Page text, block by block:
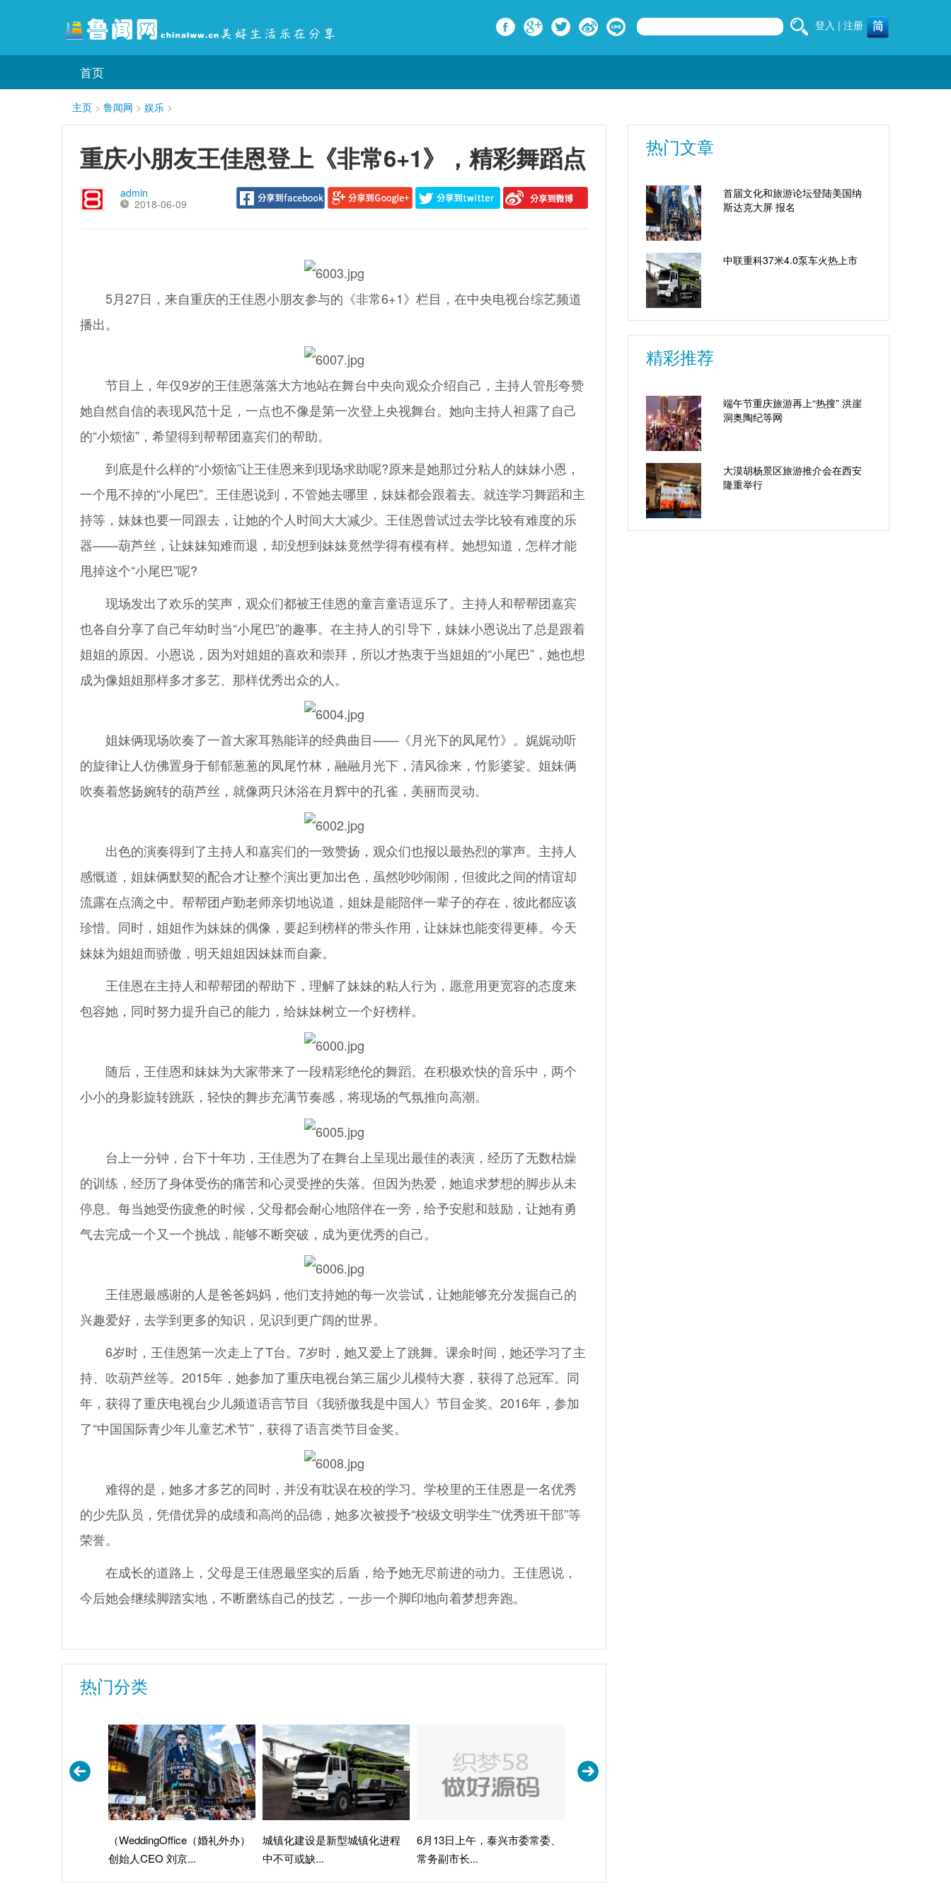
登入 | 注册
首页
主页 > 鲁闻网 > 娱乐 >
重庆小朋友王佳恩登上《非常6+1》，精彩舞蹈点
admin
2018-06-09
5月27日，来自重庆的王佳恩小朋友参与的《非常6+1》栏目，在中央电视台综艺频道
播出。
节目上，年仅9岁的王佳恩落落大方地站在舞台中央向观众介绍自己，主持人管彤夸赞
她自然自信的表现风范十足，一点也不像是第一次登上央视舞台。她向主持人袒露了自己
的“小烦恼”，希望得到帮帮团嘉宾们的帮助。
到底是什么样的“小烦恼”让王佳恩来到现场求助呢?原来是她那过分粘人的妹妹小恩，
一个甩不掉的“小尾巴”。王佳恩说到，不管她去哪里，妹妹都会跟着去。就连学习舞蹈和主
持等，妹妹也要一同跟去，让她的个人时间大大减少。王佳恩曾试过去学比较有难度的乐
器——葫芦丝，让妹妹知难而退，却没想到妹妹竟然学得有模有样。她想知道，怎样才能
甩掉这个“小尾巴”呢?
现场发出了欢乐的笑声，观众们都被王佳恩的童言童语逗乐了。主持人和帮帮团嘉宾
也各自分享了自己年幼时当“小尾巴”的趣事。在主持人的引导下，妹妹小恩说出了总是跟着
姐姐的原因。小恩说，因为对姐姐的喜欢和崇拜，所以才热衷于当姐姐的“小尾巴”，她也想
成为像姐姐那样多才多艺、那样优秀出众的人。
姐妹俩现场吹奏了一首大家耳熟能详的经典曲目——《月光下的凤尾竹》。娓娓动听
的旋律让人仿佛置身于郁郁葱葱的凤尾竹林，融融月光下，清风徐来，竹影婆娑。姐妹俩
吹奏着悠扬婉转的葫芦丝，就像两只沐浴在月辉中的孔雀，美丽而灵动。
出色的演奏得到了主持人和嘉宾们的一致赞扬，观众们也报以最热烈的掌声。主持人
感慨道，姐妹俩默契的配合才让整个演出更加出色，虽然吵吵闹闹，但彼此之间的情谊却
流露在点滴之中。帮帮团卢勤老师亲切地说道，姐妹是能陪伴一辈子的存在，彼此都应该
珍惜。同时，姐姐作为妹妹的偶像，要起到榜样的带头作用，让妹妹也能变得更棒。今天
妹妹为姐姐而骄傲，明天姐姐因妹妹而自豪。
王佳恩在主持人和帮帮团的帮助下，理解了妹妹的粘人行为，愿意用更宽容的态度来
包容她，同时努力提升自己的能力，给妹妹树立一个好榜样。
随后，王佳恩和妹妹为大家带来了一段精彩绝伦的舞蹈。在积极欢快的音乐中，两个
小小的身影旋转跳跃，轻快的舞步充满节奏感，将现场的气氛推向高潮。
台上一分钟，台下十年功，王佳恩为了在舞台上呈现出最佳的表演，经历了无数枯燥
的训练，经历了身体受伤的痛苦和心灵受挫的失落。但因为热爱，她追求梦想的脚步从未
停息。每当她受伤疲惫的时候，父母都会耐心地陪伴在一旁，给予安慰和鼓励，让她有勇
气去完成一个又一个挑战，能够不断突破，成为更优秀的自己。
王佳恩最感谢的人是爸爸妈妈，他们支持她的每一次尝试，让她能够充分发掘自己的
兴趣爱好，去学到更多的知识，见识到更广阔的世界。
6岁时，王佳恩第一次走上了T台。7岁时，她又爱上了跳舞。课余时间，她还学习了主
持、吹葫芦丝等。2015年，她参加了重庆电视台第三届少儿模特大赛，获得了总冠军。同
年，获得了重庆电视台少儿频道语言节目《我骄傲我是中国人》节目金奖。2016年，参加
了“中国国际青少年儿童艺术节”，获得了语言类节目金奖。
难得的是，她多才多艺的同时，并没有耽误在校的学习。学校里的王佳恩是一名优秀
的少先队员，凭借优异的成绩和高尚的品德，她多次被授予“校级文明学生”“优秀班干部”等
荣誉。
在成长的道路上，父母是王佳恩最坚实的后盾，给予她无尽前进的动力。王佳恩说，
今后她会继续脚踏实地，不断磨练自己的技艺，一步一个脚印地向着梦想奔跑。
热门分类
（WeddingOffice（婚礼外办）
创始人CEO 刘京...
城镇化建设是新型城镇化进程
中不可或缺...
6月13日上午，泰兴市委常委、
常务副市长...
热门文章
首届文化和旅游论坛登陆美国纳
斯达克大屏 报名
中联重科37米4.0泵车火热上市
精彩推荐
端午节重庆旅游再上“热搜” 洪崖
洞奥陶纪等网
大漠胡杨景区旅游推介会在西安
隆重举行